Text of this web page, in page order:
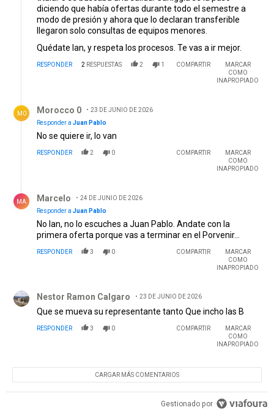
diciendo que había ofertas durante todo el semestre a
modo de presión y ahora que lo declaran transferible
llegaron solo consultas de equipos menores.
Quédate Ian, y respeta los procesos. Te vas a ir mejor.
RESPONDER 2 RESPUESTAS 2 1 COMPARTIR
MARCAR
COMO
INAPROPIADO
M0 Morocco 0
23 DE JUNIO DE 2026
Responder a Juan Pablo
No se quiere ir, lo van
RESPONDER 2 0 COMPARTIR
MARCAR
COMO
INAPROPIADO
MA Marcelo
24 DE JUNIO DE 2026
Responder a Juan Pablo
No Ian, no lo escuches a Juan Pablo. Andate con la
primera oferta porque vas a terminar en el Porvenir...
RESPONDER 3 0 COMPARTIR
MARCAR
COMO
INAPROPIADO
Nestor Ramon Calgaro 23 DE JUNIO DE 2026
Que se mueva su representante tanto Que incho las B
RESPONDER 3 0 COMPARTIR
MARCAR
COMO
INAPROPIADO
CARGAR MÁS COMENTARIOS
Gestionado por